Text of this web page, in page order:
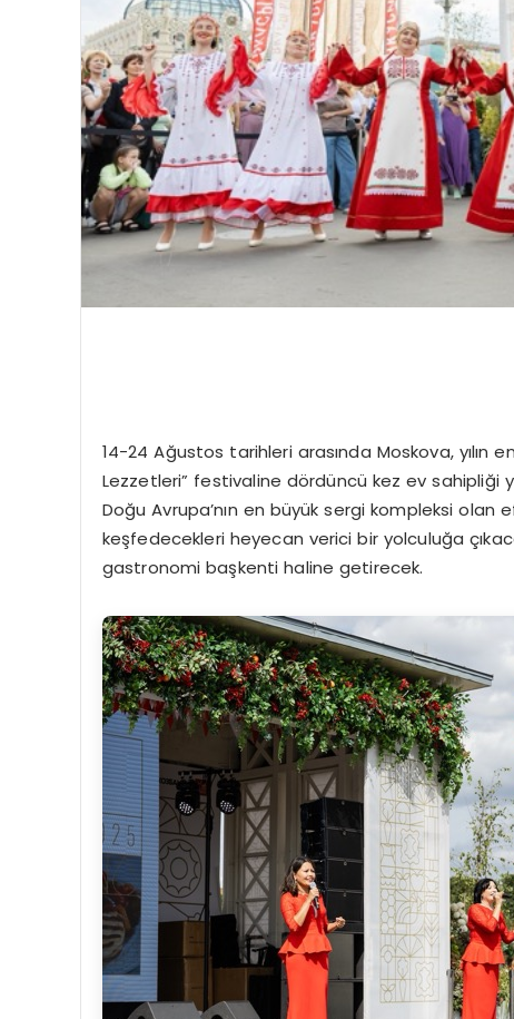
14-24 Ağustos tarihleri arasında Moskova, yılın
Lezzetleri” festivaline dördüncü kez ev sahipliği
Doğu Avrupa’nın en büyük sergi kompleksi olan
keşfedecekleri heyecan verici bir yolculuğa
gastronomi başkenti haline getirecek.